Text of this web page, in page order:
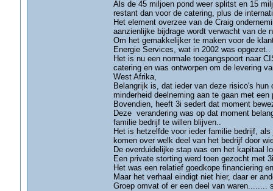
Als de 45 miljoen pond weer splitst en 15
restant dan voor de catering, plus de
Het element overzee van de Craig
aanzienlijke bijdrage wordt verwacht van de
Om het gemakkelijker te maken voor de
Energie Services, wat in 2002 was opgezet..
Het is nu een normale toegangspoort naar
catering en was ontworpen om de levering
West Afrika,
Belangrijk is, dat ieder van deze risico's
minderheid deelneming aan te gaan met
Bovendien, heeft 3i sedert dat moment
Deze verandering was op dat moment
familie bedrijf te willen blijven..
Het is hetzelfde voor ieder familie bedrijf,
komen over welk deel van het bedrijf door
De overduidelijke stap was om het kapitaal
Een private storting werd toen gezocht met
Het was een relatief goedkope financiering
Maar het verhaal eindigt niet hier, daar er
Groep omvat of er een deel van waren........